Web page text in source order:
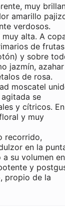
muy
amarillo
verdosos.
alta. A
de frutas
y sobre
jazmín,
de rosa.
moscatel
se
y cítricos. En
y muy
recorrido,
en la
su volumen en
y
propio de la